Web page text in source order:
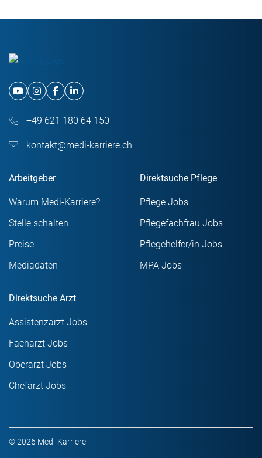
+49 621 180 64 150
kontakt@medi-karriere.ch
Arbeitgeber
Warum Medi-Karriere?
Stelle schalten
Preise
Mediadaten
Direktsuche Pflege
Pflege Jobs
Pflegefachfrau Jobs
Pflegehelfer/in Jobs
MPA Jobs
Direktsuche Arzt
Assistenzarzt Jobs
Facharzt Jobs
Oberarzt Jobs
Chefarzt Jobs
© 2026 Medi-Karriere